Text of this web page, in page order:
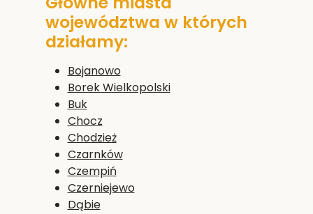
województwa w których
działamy:
Bojanowo
Borek Wielkopolski
Buk
Chocz
Chodzież
Czarnków
Czempiń
Czerniejewo
Dąbie